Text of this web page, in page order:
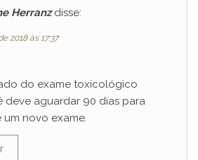
Herranz disse:
2018 às 17:37
do exame toxicológico
deve aguardar 90 dias para
um novo exame.